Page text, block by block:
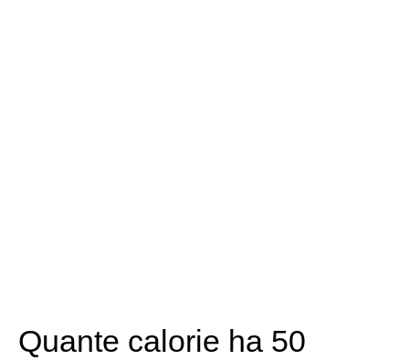
Quante calorie ha 50